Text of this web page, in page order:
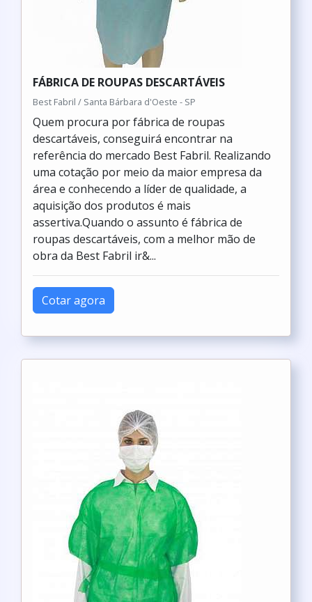
FÁBRICA DE ROUPAS DESCARTÁVEIS
Best Fabril / Santa Bárbara d'Oeste - SP
Quem procura por fábrica de roupas
descartáveis, conseguirá encontrar na
referência do mercado Best Fabril. Realizando
uma cotação por meio da maior empresa da
área e conhecendo a líder de qualidade, a
aquisição dos produtos é mais
assertiva.Quando o assunto é fábrica de
roupas descartáveis, com a melhor mão de
obra da Best Fabril ir&...
Cotar agora